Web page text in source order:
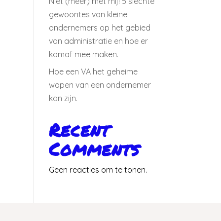
gewoontes van kleine
ondernemers op het gebied
van administratie en hoe er
komaf mee maken.
Hoe een VA het geheime
wapen van een ondernemer
kan zijn.
Recent
Comments
Geen reacties om te tonen.